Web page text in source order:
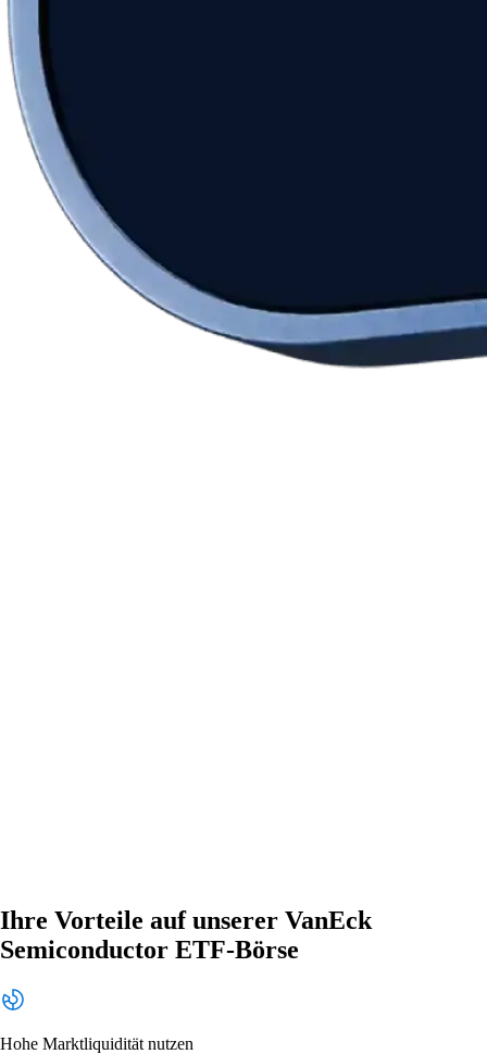
Ihre Vorteile auf unserer VanEck
Semiconductor ETF-Börse
Hohe Marktliquidität nutzen